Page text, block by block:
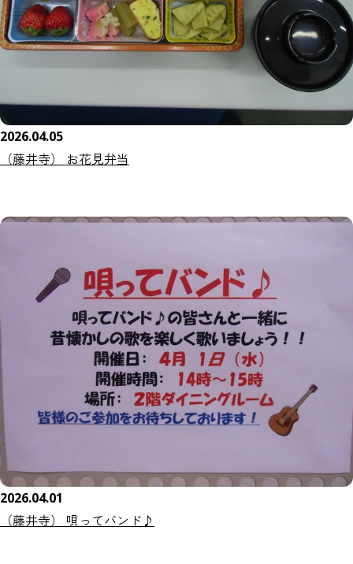
2026.04.05
（藤井寺） お花見弁当
2026.04.01
（藤井寺） 唄ってバンド♪